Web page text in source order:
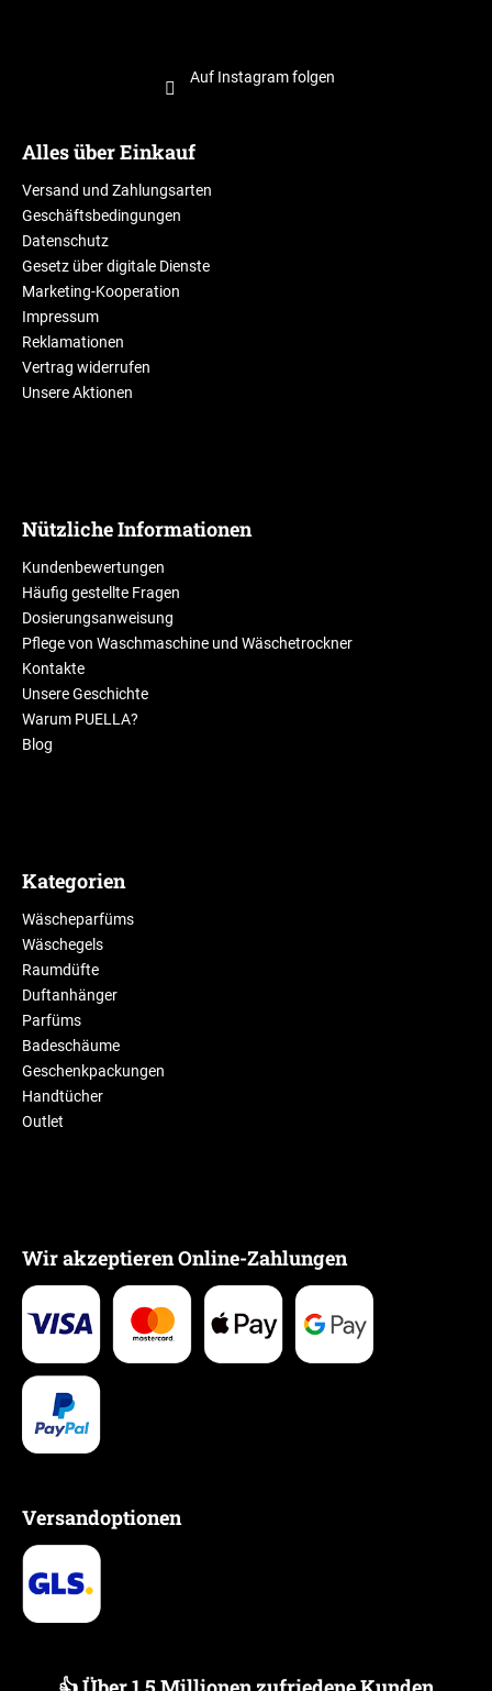
Auf Instagram folgen
Alles über Einkauf
Versand und Zahlungsarten
Geschäftsbedingungen
Datenschutz
Gesetz über digitale Dienste
Marketing-Kooperation
Impressum
Reklamationen
Vertrag widerrufen
Unsere Aktionen
Nützliche Informationen
Kundenbewertungen
Häufig gestellte Fragen
Dosierungsanweisung
Pflege von Waschmaschine und Wäschetrockner
Kontakte
Unsere Geschichte
Warum PUELLA?
Blog
Kategorien
Wäscheparfüms
Wäschegels
Raumdüfte
Duftanhänger
Parfüms
Badeschäume
Geschenkpackungen
Handtücher
Outlet
Wir akzeptieren Online-Zahlungen
Versandoptionen